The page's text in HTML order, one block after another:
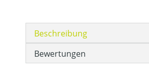
Beschreibung
Bewertungen